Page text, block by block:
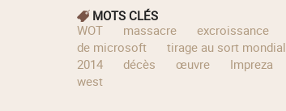
MOTS CLÉS
WOT
massacre excroissance
de microsoft
tirage au sort mondial
2014
décès œuvre Impreza
west